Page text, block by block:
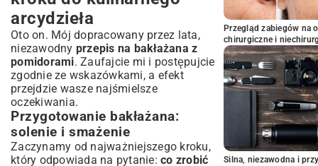
arcydzieła
Oto on. Mój dopracowany przez lata,
niezawodny przepis na bakłażana z
pomidorami. Zaufajcie mi i postępujcie
zgodnie ze wskazówkami, a efekt
przejdzie wasze najśmielsze
oczekiwania.
Przygotowanie bakłażana:
solenie i smażenie
Zaczynamy od najważniejszego kroku,
który odpowiada na pytanie: co zrobić
Przegląd zabiegów na
chirurgiczne i
Silna, niezawodna i